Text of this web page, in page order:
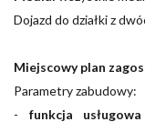
Dojazd do działki z
Miejscowy plan
Parametry zabudowy:
- funkcja usługowa